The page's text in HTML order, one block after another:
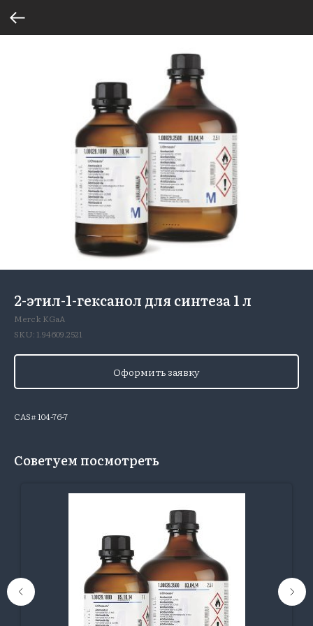
2-этил-1-гексанол для синтеза 1 л
Merck KGaA
SKU: 1.94609.2521
Оформить заявку
CAS# 104-76-7
Советуем посмотреть